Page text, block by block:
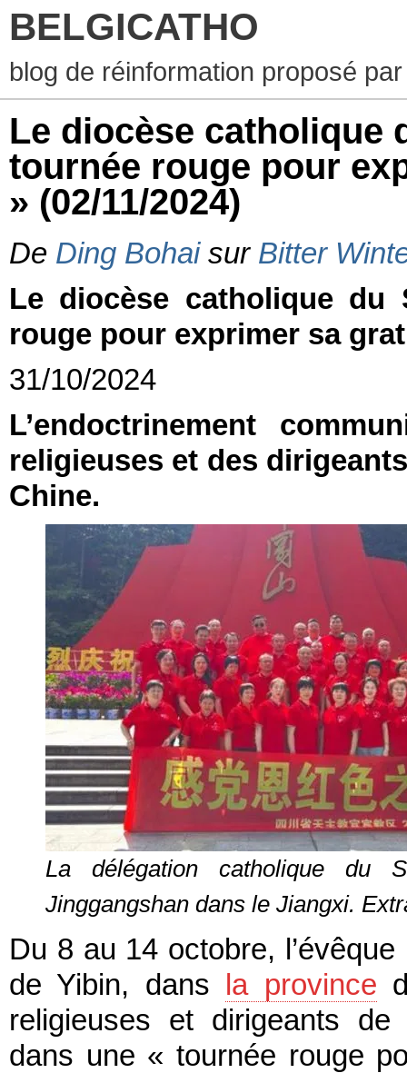
BELGICATHO
blog de réinformation proposé
Le diocèse catholique
tournée rouge pour
» (02/11/2024)
De Ding Bohaisur Bitter
Le diocèse catholique du
rouge pour exprimer sa
31/10/2024
L’endoctrinement
religieuses et des
Chine.
La délégation catholique du
Jinggangshan dans le Jiangxi.
Du 8 au 14 octobre,
de Yibin, dans
la province
religieuses et dirigeants de
dans une « tournée rouge